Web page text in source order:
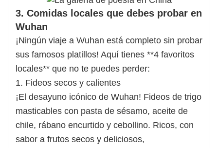
3. Comidas locales que debes probar en
Wuhan
¡Ningún viaje a Wuhan está completo sin probar
sus famosos platillos! Aquí tienes **4 favoritos
locales** que no te puedes perder:
1. Fideos secos y calientes
¡El desayuno icónico de Wuhan! Fideos de trigo
masticables con pasta de sésamo, aceite de
chile, rábano encurtido y cebollino. Ricos, con
sabor a frutos secos y deliciosos,